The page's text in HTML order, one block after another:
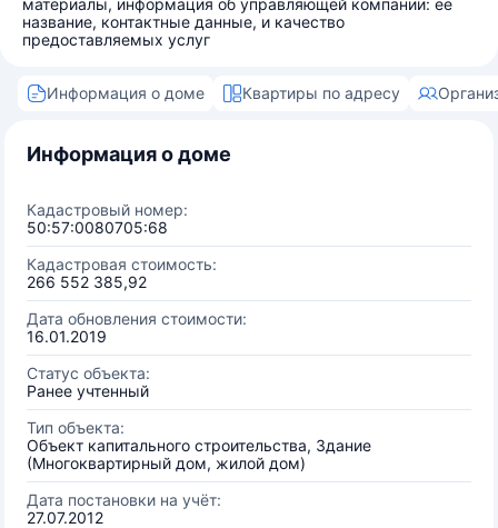
материалы, информация об управляющей компании: её
название, контактные данные, и качество
предоставляемых услуг
Информация о доме Квартиры по адресу
Информация о доме
Кадастровый номер:
50:57:0080705:68
Кадастровая стоимость:
266 552 385,92
Дата обновления стоимости:
16.01.2019
Статус объекта:
Ранее учтенный
Тип объекта:
Объект капитального строительства, Здание
(Многоквартирный дом, жилой дом)
Дата постановки на учёт:
27.07.2012